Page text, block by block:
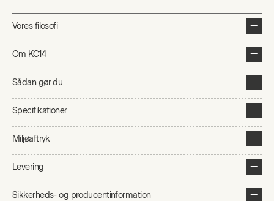
Vores filosofi
Om KC14
Sådan gør du
Specifikationer
Miljøaftryk
Levering
Sikkerheds- og producentinformation